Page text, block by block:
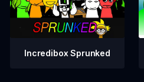
Incredibox Sprunked